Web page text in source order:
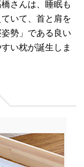
さんは、睡眠も
いて、首と肩を
勢」である良い
い枕が誕生しま